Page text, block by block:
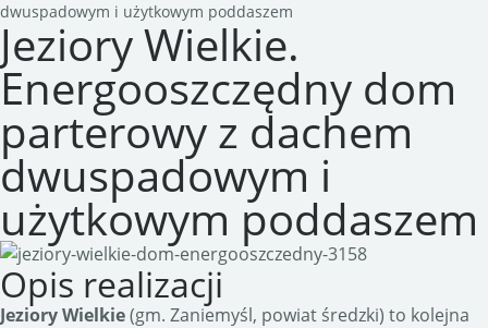
dwuspadowym i użytkowym poddaszem
Jeziory Wielkie.
Energooszczędny dom
parterowy z dachem
dwuspadowym i
użytkowym poddaszem
Opis realizacji
Jeziory Wielkie(gm. Zaniemyśl, powiat średzki) to kolejna